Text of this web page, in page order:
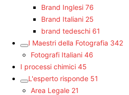
Brand Inglesi 76
Brand Italiani 25
brand tedeschi 61
I Maestri della Fotografia 342
Fotografi Italiani 46
I processi chimici 45
L'esperto risponde 51
Area Legale 21